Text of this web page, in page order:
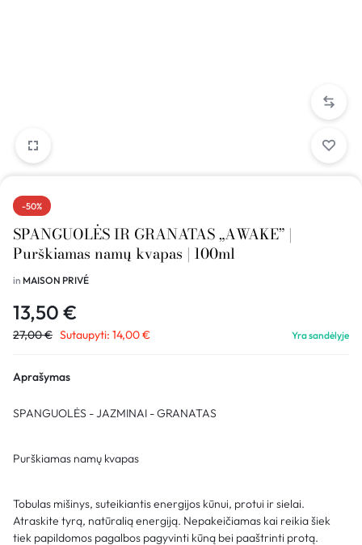
-50%
SPANGUOLĖS IR GRANATAS „AWAKE” |
Purškiamas namų kvapas | 100ml
in MAISON PRIVÉ
13,50 €
27,00€ Sutaupyti: 14,00€ Yra sandėlyje
Aprašymas
SPANGUOLĖS - JAZMINAI - GRANATAS
Purškiamas namų kvapas
Tobulas mišinys, suteikiantis energijos kūnui, protui ir sielai.
Atraskite tyrą, natūralią energiją. Nepakeičiamas kai reikia šiek
tiek papildomos pagalbos pagyvinti kūną bei paaštrinti protą.